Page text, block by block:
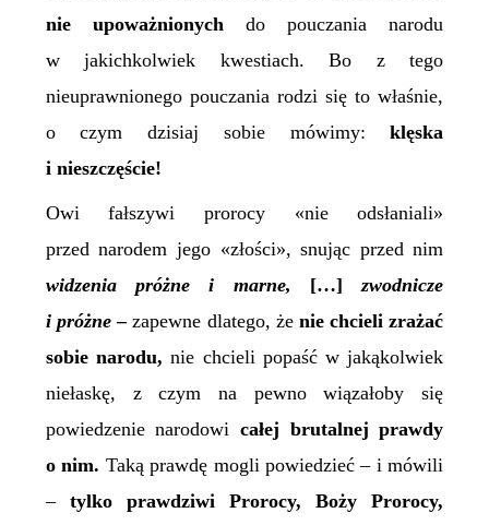
nie upoważnionych do pouczania narodu
w jakichkolwiek kwestiach. Bo z tego
nieuprawnionego pouczania rodzi się to właśnie,
o czym dzisiaj sobie mówimy:klęska
i nieszczęście!
Owi fałszywi prorocy «nie odsłaniali»
przed narodem jego «złości», snując przed nim
widzenia próżne i marne,
[…]
zwodnicze
i próżne –zapewne dlatego, że nie chcieli zrażać
sobie narodu,nie chcieli popaść w jakąkolwiek
niełaskę, z czym na pewno wiązałoby się
powiedzenie narodowi całej brutalnej prawdy
o nim. Taką prawdę mogli powiedzieć – i mówili
–tylko prawdziwi Prorocy, Boży Prorocy,